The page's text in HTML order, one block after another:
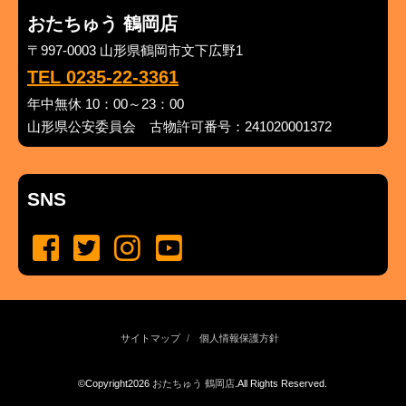
おたちゅう 鶴岡店
〒997-0003 山形県鶴岡市文下広野1
TEL 0235-22-3361
年中無休 10：00～23：00
山形県公安委員会 古物許可番号：241020001372
SNS
サイトマップ 個人情報保護方針
©Copyright2026 おたちゅう 鶴岡店 .All Rights Reserved.